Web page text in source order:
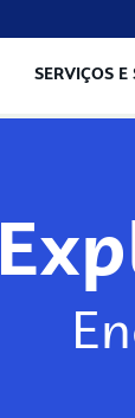
SERVIÇOS E